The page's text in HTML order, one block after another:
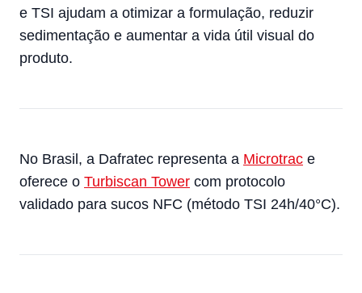
e TSI ajudam a otimizar a formulação, reduzir
sedimentação e aumentar a vida útil visual do
produto.
No Brasil, a Dafratec representa a Microtrac e
oferece o Turbiscan Tower com protocolo
validado para sucos NFC (método TSI 24h/40°C).